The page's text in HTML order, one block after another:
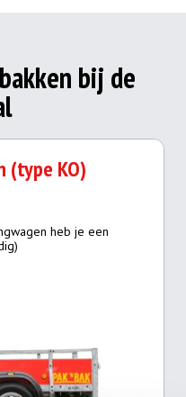
bij de
(type KO)
heb je een